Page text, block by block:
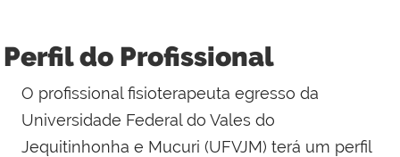
Perfil do Profissional
O profissional fisioterapeuta egresso da
Universidade Federal do Vales do
Jequitinhonha e Mucuri (UFVJM) terá um perfil